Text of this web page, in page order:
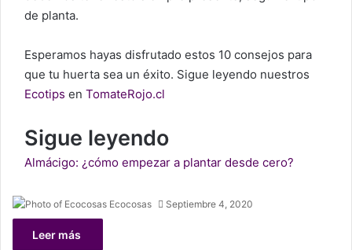
de planta.
Esperamos hayas disfrutado estos 10 consejos para
que tu huerta sea un éxito. Sigue leyendo nuestros
Ecotips en TomateRojo.cl
Sigue leyendo
Almácigo: ¿cómo empezar a plantar desde cero?
Ecocosas Septiembre 4, 2020
Leer más